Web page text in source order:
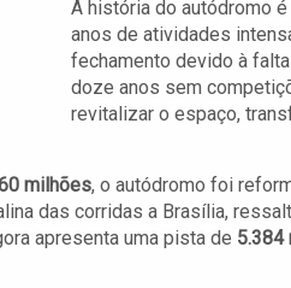
A história do autódromo
anos de atividades
fechamento devido à
doze anos sem
revitalizar o espaço,
milhões, o autódromo foi
das corridas a Brasília,
apresenta uma pista de 5.384